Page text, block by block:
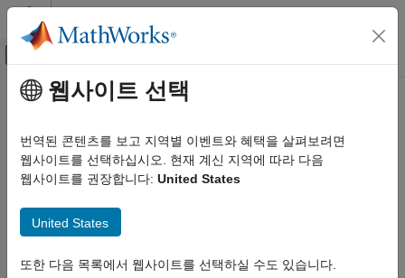
콘텐츠로 바로 가기
오프캔버스 탐색 메뉴 토글
문서 홈
주요 콘텐츠
웹사이트 선택
번역된 콘텐츠를 보고 지역별 이벤트와 혜택을 살펴보려면
웹사이트를 선택하십시오. 현재 계신 지역에 따라 다음
웹사이트를 권장합니다: United States
United States
또한 다음 목록에서 웹사이트를 선택하실 수도 있습니다.